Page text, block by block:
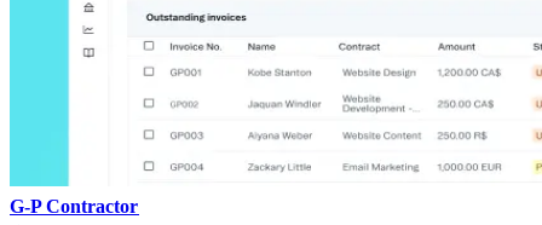
G-P Contractor​​